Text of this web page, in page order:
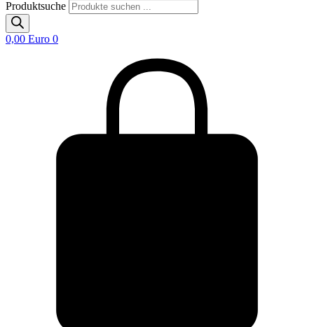
Produktsuche
0,00 Euro 0